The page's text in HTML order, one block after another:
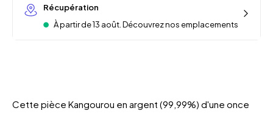
Récupération
À partir de 13 août. Découvrez nos emplacements
Cette pièce Kangourou en argent (99,99%) d'une once